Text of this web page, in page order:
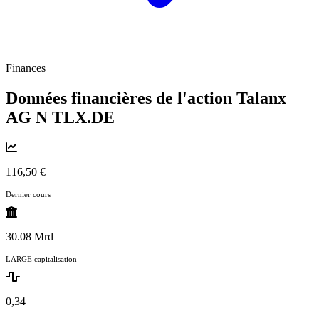
Finances
Données financières de l'action Talanx
AG N TLX.DE
116,50 €
Dernier cours
30.08 Mrd
LARGE capitalisation
0,34